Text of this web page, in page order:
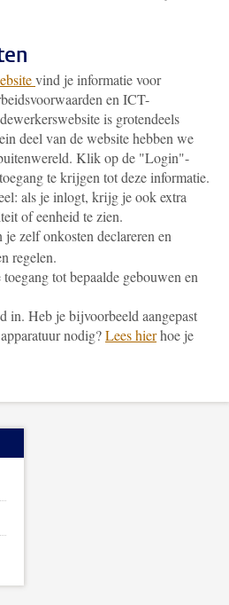
vind je informatie voor
en ICT-
is grotendeels
deel van de website hebben we
Klik op de "Login"-
te krijgen tot deze informatie.
als je inlogt, krijg je ook extra
of eenheid te zien.
je zelf onkosten declareren en
regelen.
toegang tot bepaalde gebouwen en
in. Heb je bijvoorbeeld aangepast
nodig?Lees hierhoe je